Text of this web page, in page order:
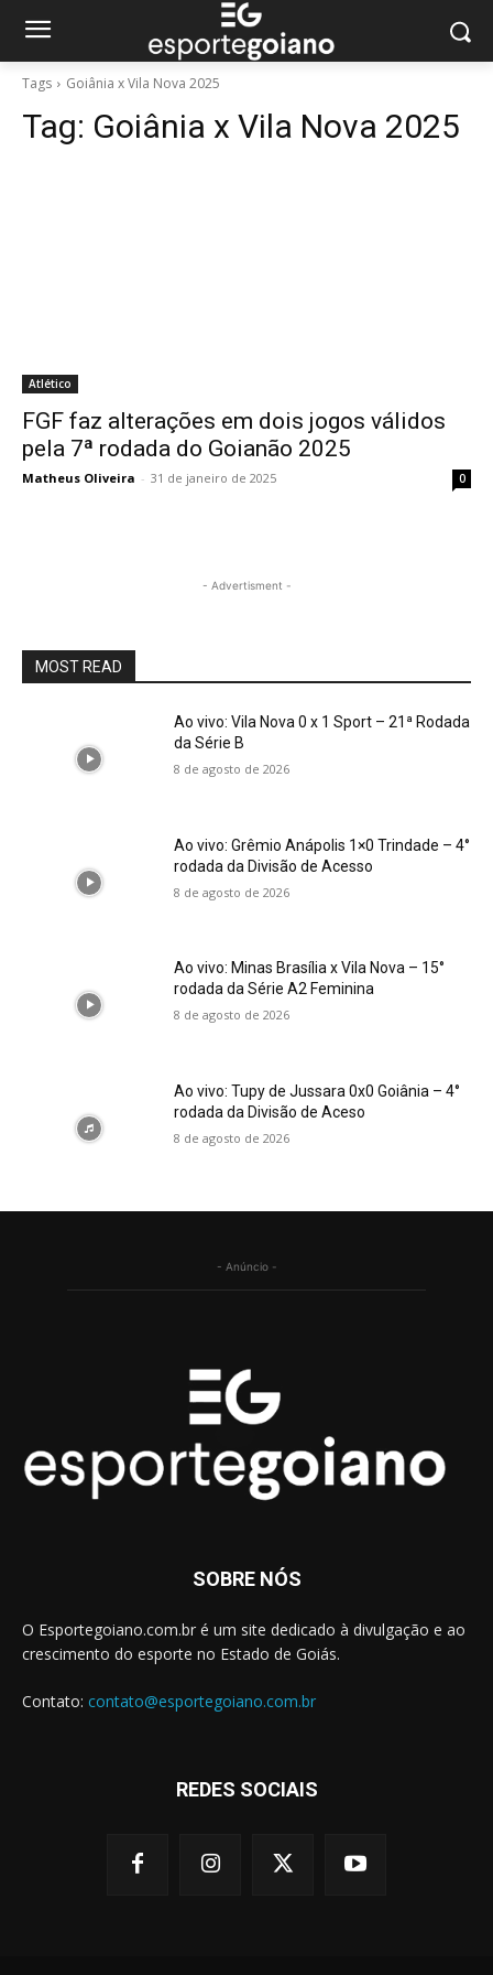
Tags Goiânia x Vila Nova 2025
Tag: Goiânia x Vila Nova 2025
Atlético
FGF faz alterações em dois jogos válidos
pela 7ª rodada do Goianão 2025
Matheus Oliveira - 31 de janeiro de 2025 0
- Advertisment -
MOST READ
Ao vivo: Vila Nova 0 x 1 Sport – 21ª Rodada
da Série B
8 de agosto de 2026
Ao vivo: Grêmio Anápolis 1×0 Trindade – 4°
rodada da Divisão de Acesso
8 de agosto de 2026
Ao vivo: Minas Brasília x Vila Nova – 15°
rodada da Série A2 Feminina
8 de agosto de 2026
Ao vivo: Tupy de Jussara 0x0 Goiânia – 4°
rodada da Divisão de Aceso
8 de agosto de 2026
- Anúncio -
SOBRE NÓS
O Esportegoiano.com.br é um site dedicado à divulgação e ao
crescimento do esporte no Estado de Goiás.
Contato: contato@esportegoiano.com.br
REDES SOCIAIS